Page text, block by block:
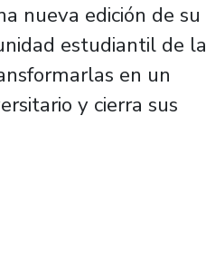
nueva edición de su
estudiantil de la
en un
y cierra sus
2025